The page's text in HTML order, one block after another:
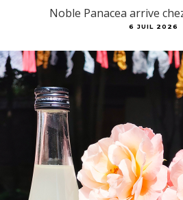
Noble Panacea arrive
6 JUIL 2026